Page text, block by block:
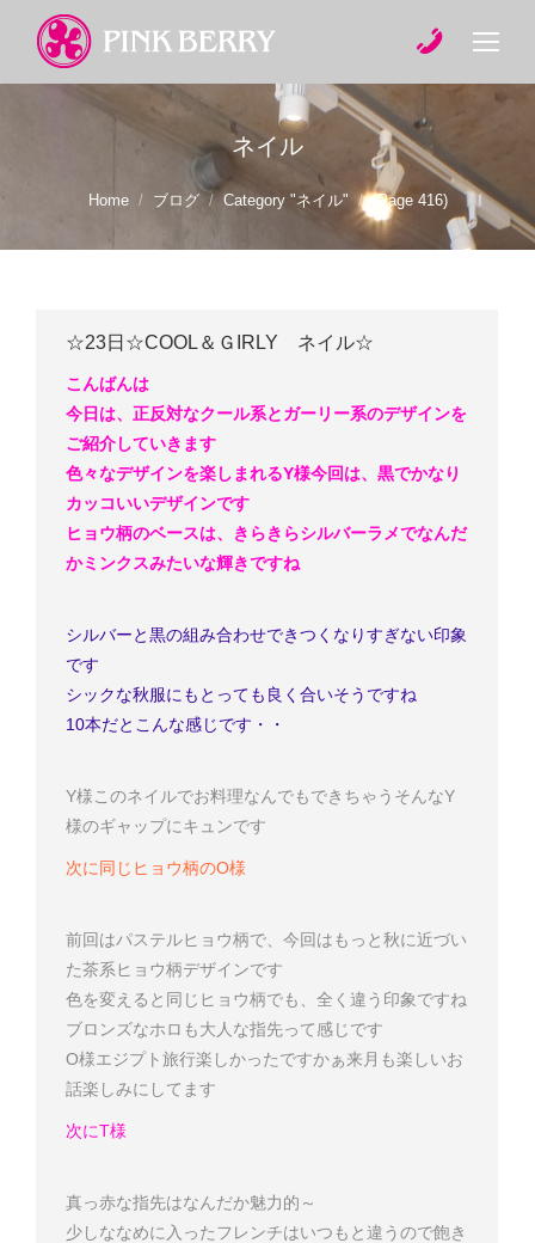
ネイル
You are here:
Home ブログ Category "ネイル" (Page 416)
☆23日☆COOL＆ＧIRLY ネイル☆
こんばんは
今日は、正反対なクール系とガーリー系のデザインを
ご紹介していきます
色々なデザインを楽しまれるY様今回は、黒でかなり
カッコいいデザインです
ヒョウ柄のベースは、きらきらシルバーラメでなんだ
かミンクスみたいな輝きですね
シルバーと黒の組み合わせできつくなりすぎない印象
です
シックな秋服にもとっても良く合いそうですね
10本だとこんな感じです・・
Y様 このネイルでお料理なんでもできちゃう そんなY
様のギャップにキュンです
次に同じヒョウ柄のO様
前回はパステルヒョウ柄で、今回はもっと秋に近づい
た茶系ヒョウ柄デザインです
色を変えると同じヒョウ柄でも、全く違う印象ですね
ブロンズなホロも大人な指先って感じです
O様エジプト旅行楽しかったですかぁ来月も楽しいお
話楽しみにしてます
次にT様
真っ赤な指先はなんだか魅力的～
少しななめに入ったフレンチはいつもと違うので飽き